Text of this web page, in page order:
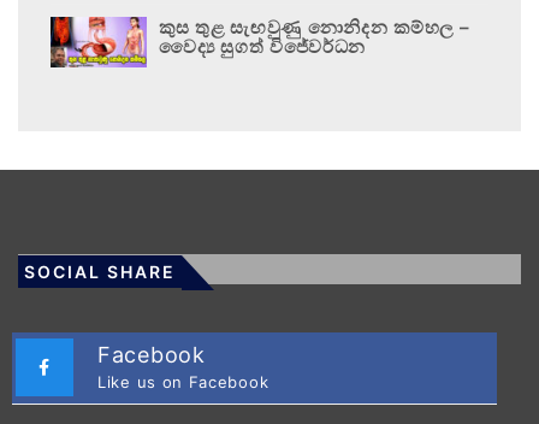
කුස තුළ සැඟවුණු නොනිදන කම්හල –
වෛද්‍ය සුගත් විජේවර්ධන
SOCIAL SHARE
Facebook
Like us on Facebook